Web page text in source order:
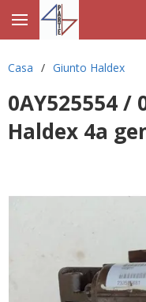
Casa / Giunto Haldex
0AY525554 /
Haldex 4a